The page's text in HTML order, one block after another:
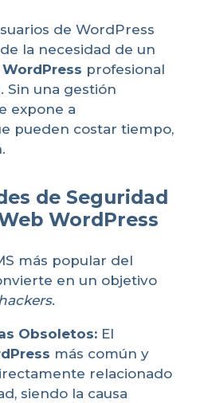
de WordPress
la necesidad de un
profesional
Sin una gestión
expone a
pueden costar tiempo,
de Seguridad
WordPress
más popular del
en un objetivo
.
Obsoletos: El
más común y
relacionado
siendo la causa